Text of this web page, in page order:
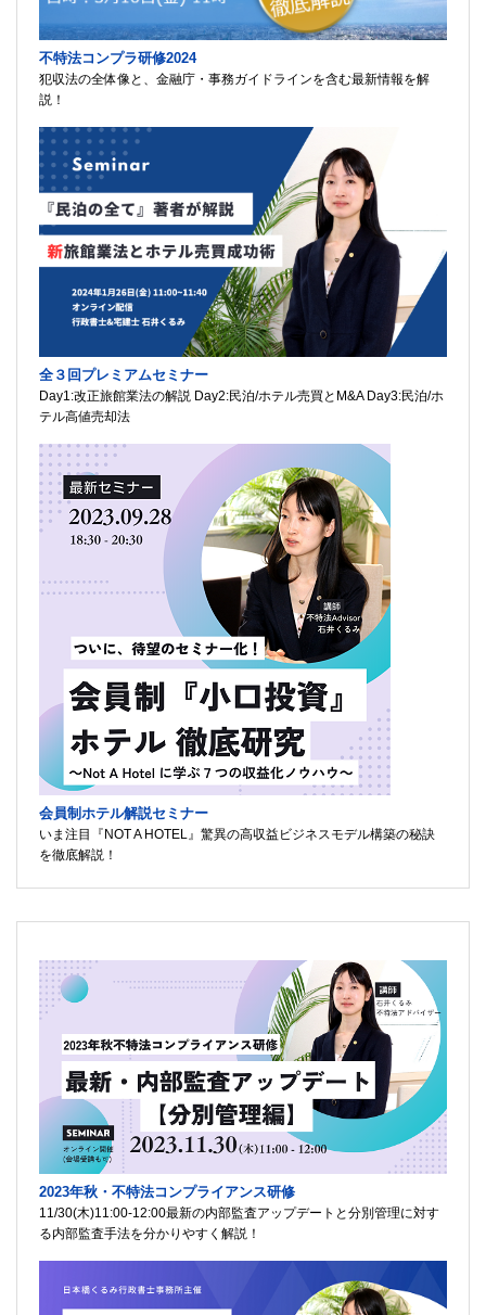
不特法コンプラ研修2024
犯収法の全体像と、金融庁・事務ガイドラインを含む最新情報を解
説！
全３回プレミアムセミナー
Day1:改正旅館業法の解説 Day2:民泊/ホテル売買とM&A Day3:民泊/ホ
テル高値売却法
会員制ホテル解説セミナー
いま注目『NOT A HOTEL』驚異の高収益ビジネスモデル構築の秘訣
を徹底解説！
2023年秋・不特法コンプライアンス研修
11/30(木)11:00-12:00最新の内部監査アップデートと分別管理に対す
る内部監査手法を分かりやすく解説！